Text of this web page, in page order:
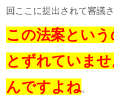
回ここに提出されて審議さ
この法案とい
とずれていま
んですよね。